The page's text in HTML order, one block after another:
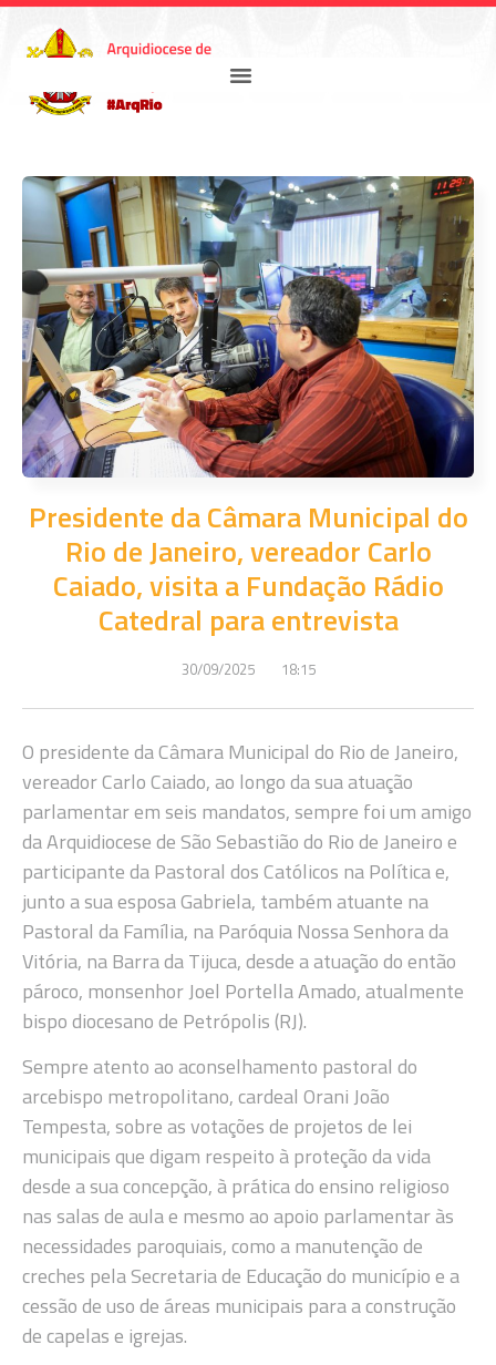
Presidente da Câmara Municipal do
Rio de Janeiro, vereador Carlo
Caiado, visita a Fundação Rádio
Catedral para entrevista
30/09/2025 18:15
O presidente da Câmara Municipal do Rio de Janeiro,
vereador Carlo Caiado, ao longo da sua atuação
parlamentar em seis mandatos, sempre foi um amigo
da Arquidiocese de São Sebastião do Rio de Janeiro e
participante da Pastoral dos Católicos na Política e,
junto a sua esposa Gabriela, também atuante na
Pastoral da Família, na Paróquia Nossa Senhora da
Vitória, na Barra da Tijuca, desde a atuação do então
pároco, monsenhor Joel Portella Amado, atualmente
bispo diocesano de Petrópolis (RJ).
Sempre atento ao aconselhamento pastoral do
arcebispo metropolitano, cardeal Orani João
Tempesta, sobre as votações de projetos de lei
municipais que digam respeito à proteção da vida
desde a sua concepção, à prática do ensino religioso
nas salas de aula e mesmo ao apoio parlamentar às
necessidades paroquiais, como a manutenção de
creches pela Secretaria de Educação do município e a
cessão de uso de áreas municipais para a construção
de capelas e igrejas.